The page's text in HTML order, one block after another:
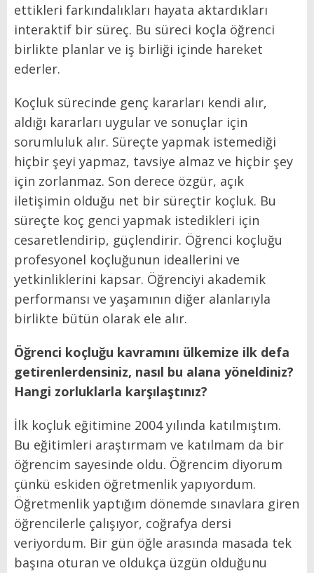
ettikleri farkındalıkları hayata aktardıkları
interaktif bir süreç. Bu süreci koçla öğrenci
birlikte planlar ve iş birliği içinde hareket
ederler.
Koçluk sürecinde genç kararları kendi alır,
aldığı kararları uygular ve sonuçlar için
sorumluluk alır. Süreçte yapmak istemediği
hiçbir şeyi yapmaz, tavsiye almaz ve hiçbir şey
için zorlanmaz. Son derece özgür, açık
iletişimin olduğu net bir süreçtir koçluk. Bu
süreçte koç genci yapmak istedikleri için
cesaretlendirip, güçlendirir. Öğrenci koçluğu
profesyonel koçluğunun ideallerini ve
yetkinliklerini kapsar. Öğrenciyi akademik
performansı ve yaşamının diğer alanlarıyla
birlikte bütün olarak ele alır.
Öğrenci koçluğu kavramını ülkemize ilk defa
getirenlerdensiniz, nasıl bu alana yöneldiniz?
Hangi zorluklarla karşılaştınız?
İlk koçluk eğitimine 2004 yılında katılmıştım.
Bu eğitimleri araştırmam ve katılmam da bir
öğrencim sayesinde oldu. Öğrencim diyorum
çünkü eskiden öğretmenlik yapıyordum.
Öğretmenlik yaptığım dönemde sınavlara giren
öğrencilerle çalışıyor, coğrafya dersi
veriyordum. Bir gün öğle arasında masada tek
başına oturan ve oldukça üzgün olduğunu